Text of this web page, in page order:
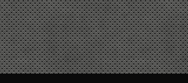
Saltar
al
contenido